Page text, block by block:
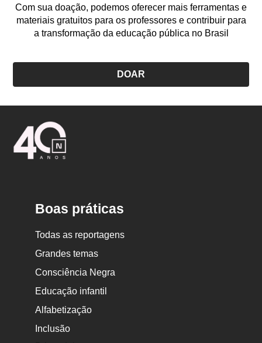
Com sua doação, podemos oferecer mais ferramentas e
materiais gratuitos para os professores e contribuir para
a transformação da educação pública no Brasil
DOAR
Boas práticas
Todas as reportagens
Grandes temas
Consciência Negra
Educação infantil
Alfabetização
Inclusão